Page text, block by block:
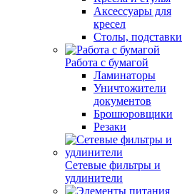
Аксессуары для
кресел
Столы, подставки
Работа с бумагой
Ламинаторы
Уничтожители
документов
Брошюровщики
Резаки
Сетевые фильтры и
удлинители